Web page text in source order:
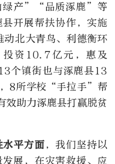
绿产”“品质涿鹿”等
开展帮扶协作，实施
北大青鸟、利德衡环
资10.7亿元，惠及
个镇街也与涿鹿县13
，8所学校“手拉手”帮
效助力涿鹿县打赢脱贫
水平方面，我们坚持以
展，在灾害救援、应